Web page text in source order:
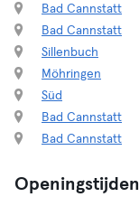
Bad Cannstatt
Bad Cannstatt
Sillenbuch
Möhringen
Süd
Bad Cannstatt
Bad Cannstatt
Openingstijden